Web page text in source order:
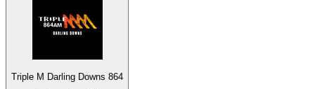
Triple M Darling Downs 864